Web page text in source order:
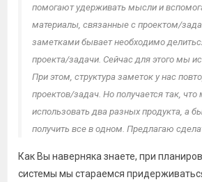
помогают удерживать мысли и
материалы, связанные с проектом/
заметками бывает необходимо
проекта/задачи. Сейчас для этого мы
При этом, структура заметок у нас
проектов/задач. Но получается так,
использовать два разных продукта, а
получить все в одном. Предлагаю
по папкам аналогично структуре
Как Вы наверняка знаете, при
системы мы стараемся